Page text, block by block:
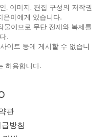
, 이미지, 편집 구성의 저작권
은이에게 있습니다.
물이므로 무단 전재와 복제를
.
이트 등에 게시할 수 없습니
허용합니다.
관
방침